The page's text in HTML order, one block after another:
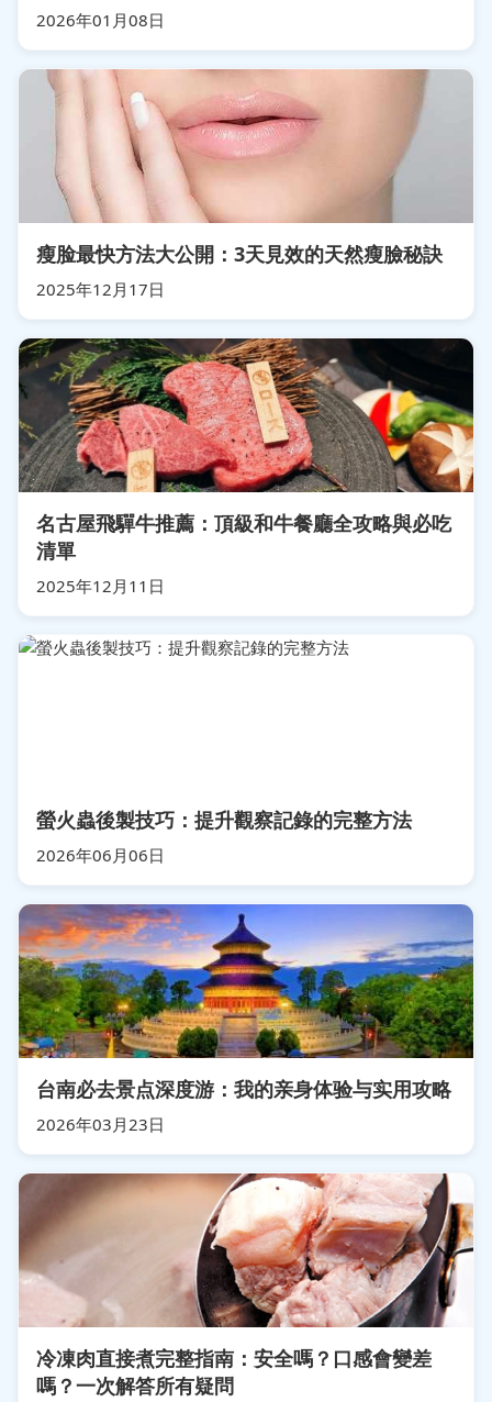
2026年01月08日
瘦脸最快方法大公開：3天見效的天然瘦臉秘訣
2025年12月17日
名古屋飛驒牛推薦：頂級和牛餐廳全攻略與必吃
清單
2025年12月11日
螢火蟲後製技巧：提升觀察記錄的完整方法
2026年06月06日
台南必去景点深度游：我的亲身体验与实用攻略
2026年03月23日
冷凍肉直接煮完整指南：安全嗎？口感會變差
嗎？一次解答所有疑問